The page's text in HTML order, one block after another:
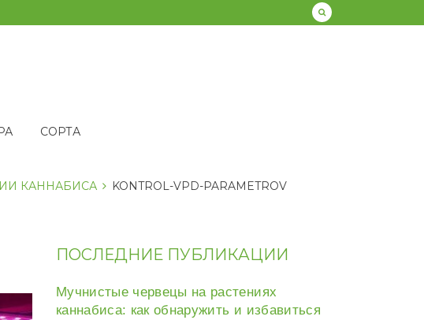
СОРТА
КАННАБИСА KONTROL-VPD-PARAMETROV
ПОСЛЕДНИЕ ПУБЛИКАЦИИ
Мучнистые червецы на растениях
каннабиса: как обнаружить и избавиться